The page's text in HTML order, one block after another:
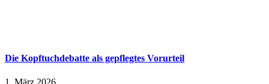
Die Kopftuchdebatte als gepflegtes Vorurteil
1. März 2026